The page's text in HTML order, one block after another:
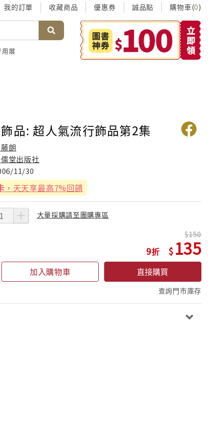
我的訂單 收藏商品 優惠券 誠品點 購物車(0)
用展
品: 超人氣流行飾品第2集
朗
堂出版社
11/30
，天天享最高7%回饋
大量採購請至團購專區
9
150
135
加入購物車 直接購買
查詢門市庫存